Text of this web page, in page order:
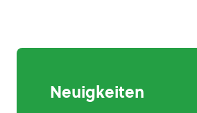
Neuigkeiten